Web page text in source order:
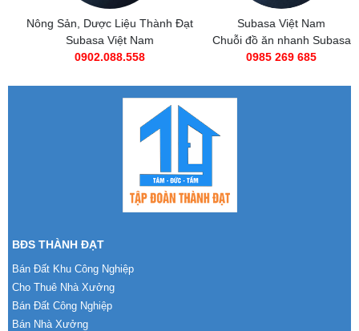
Nông Sản, Dược Liệu Thành Đạt
Subasa Việt Nam
0902.088.558
Subasa Việt Nam
Chuỗi đồ ăn nhanh Subasa
0985 269 685
BĐS THÀNH ĐẠT
Bán Đất Khu Công Nghiệp
Cho Thuê Nhà Xưởng
Bán Đất Công Nghiệp
Bán Nhà Xưởng